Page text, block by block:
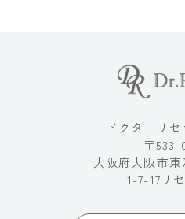
ドクターリ
〒533-
大阪府大阪市
1-7-17リ